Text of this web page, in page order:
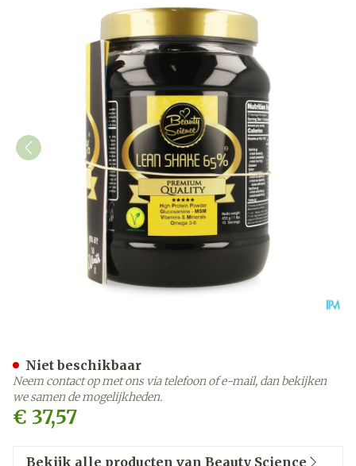
€ 37,57
Niet beschikbaar
Neem contact op met ons via telefoon of e-mail, dan bekijken
we samen de mogelijkheden.
Bekijk alle producten van Beauty Science